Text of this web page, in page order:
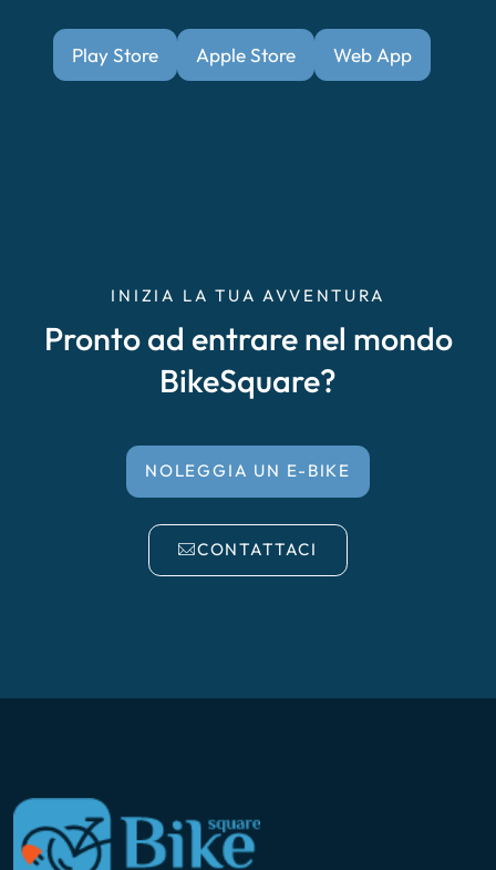
Play Store Apple Store Web App
INIZIA LA TUA AVVENTURA
Pronto ad entrare nel mondo
BikeSquare?
NOLEGGIA UN E-BIKE
CONTATTACI